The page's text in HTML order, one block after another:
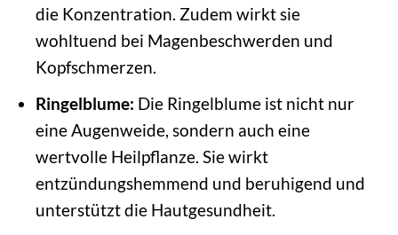
die Konzentration. Zudem wirkt sie
wohltuend bei Magenbeschwerden und
Kopfschmerzen.
Ringelblume: Die Ringelblume ist nicht nur
eine Augenweide, sondern auch eine
wertvolle Heilpflanze. Sie wirkt
entzündungshemmend und beruhigend und
unterstützt die Hautgesundheit.